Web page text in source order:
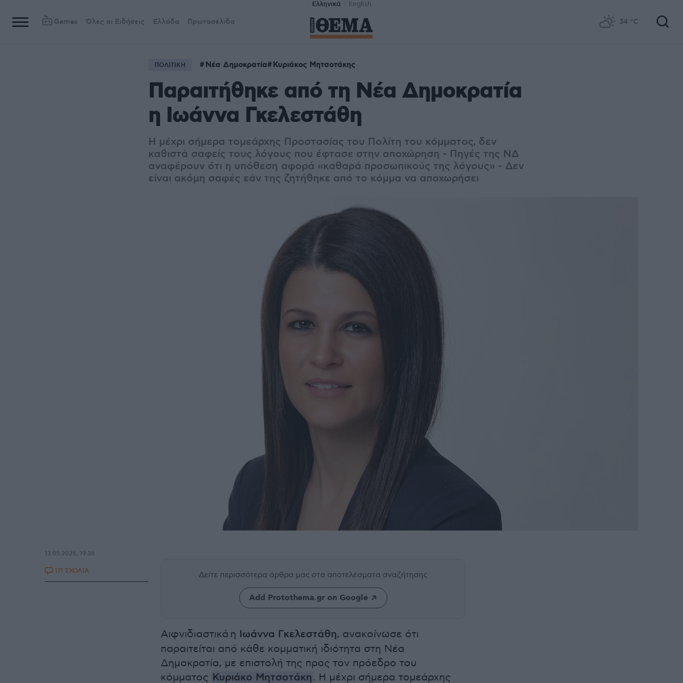
Ελληνικά English
Games Όλες οι Ειδήσεις Ελλάδα Πρωτοσέλιδα 34 °C
ΠΟΛΙΤΙΚΗ Νέα Δημοκρατία Κυριάκος Μητσοτάκης
Παραιτήθηκε από τη Νέα Δημοκρατία
η Ιωάννα Γκελεστάθη
Η μέχρι σήμερα τομεάρχης Προστασίας του Πολίτη του κόμματος, δεν
καθιστά σαφείς τους λόγους που έφτασε στην αποχώρηση - Πηγές της ΝΔ
αναφέρουν ότι η υπόθεση αφορά «καθαρά προσωπικούς της λόγους» - Δεν
είναι ακόμη σαφές εάν της ζητήθηκε από το κόμμα να αποχωρήσει
Δείτε περισσότερα άρθρα μας στα αποτελέσματα αναζήτησης
Add Protothema.gr on Google
Αιφνιδιαστικά η Ιωάννα Γκελεστάθη, ανακοίνωσε ότι
παραιτείται από κάθε κομματική ιδιότητα στη Νέα
Δημοκρατία, με επιστολή της προς τον πρόεδρο του
κόμματος Κυριάκο Μητσοτάκη. Η μέχρι σήμερα τομεάρχης
13.05.2026, 19:36
171 ΣΧΟΛΙΑ